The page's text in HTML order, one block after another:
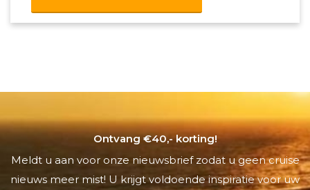
Ontvang €40,- korting!
Meldt u aan voor onze nieuwsbrief zodat u geen cruise
nieuws meer mist! U krijgt voldoende inspiratie voor uw